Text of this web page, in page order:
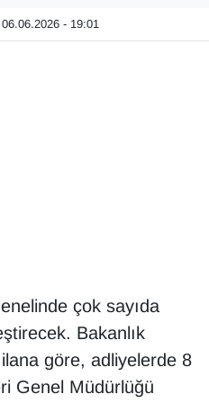
06.06.2026 - 19:01
çok sayıda
Bakanlık
göre, adliyelerde 8
Genel Müdürlüğü